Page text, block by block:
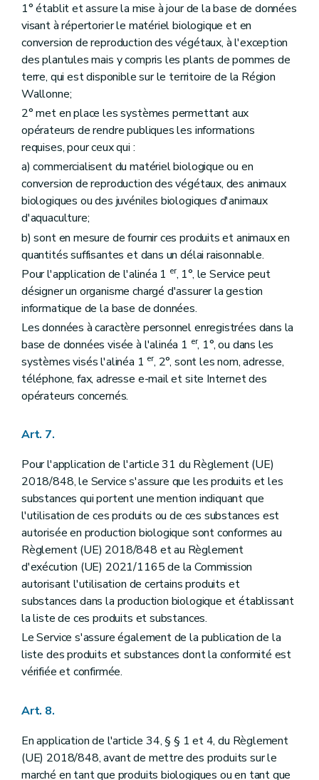
1° établit et assure la mise à jour de la base de données
visant à répertorier le matériel biologique et en
conversion de reproduction des végétaux, à l'exception
des plantules mais y compris les plants de pommes de
terre, qui est disponible sur le territoire de la Région
Wallonne;
2° met en place les systèmes permettant aux
opérateurs de rendre publiques les informations
requises, pour ceux qui :
a) commercialisent du matériel biologique ou en
conversion de reproduction des végétaux, des animaux
biologiques ou des juvéniles biologiques d'animaux
d'aquaculture;
b) sont en mesure de fournir ces produits et animaux en
quantités suffisantes et dans un délai raisonnable.
Pour l'application de l'alinéa 1 er, 1°, le Service peut
désigner un organisme chargé d'assurer la gestion
informatique de la base de données.
Les données à caractère personnel enregistrées dans la
base de données visée à l'alinéa 1 er, 1°, ou dans les
systèmes visés l'alinéa 1 er, 2°, sont les nom, adresse,
téléphone, fax, adresse e-mail et site Internet des
opérateurs concernés.
Art. 7.
Pour l'application de l'article 31 du Règlement (UE)
2018/848, le Service s'assure que les produits et les
substances qui portent une mention indiquant que
l'utilisation de ces produits ou de ces substances est
autorisée en production biologique sont conformes au
Règlement (UE) 2018/848 et au Règlement
d'exécution (UE) 2021/1165 de la Commission
autorisant l'utilisation de certains produits et
substances dans la production biologique et établissant
la liste de ces produits et substances.
Le Service s'assure également de la publication de la
liste des produits et substances dont la conformité est
vérifiée et confirmée.
Art. 8.
En application de l'article 34, § § 1 et 4, du Règlement
(UE) 2018/848, avant de mettre des produits sur le
marché en tant que produits biologiques ou en tant que